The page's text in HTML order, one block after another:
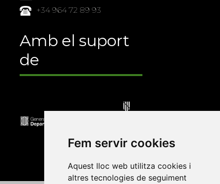
Fem servir cookies
Aquest lloc web utilitza cookies i
altres tecnologies de seguiment
+34 964 72 89 93
Amb el suport
de